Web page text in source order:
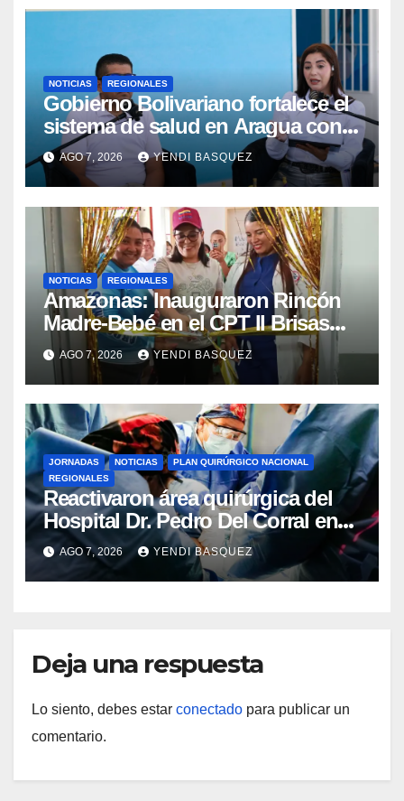
NOTICIAS REGIONALES
Gobierno Bolivariano fortalece el
sistema de salud en Aragua con
la reinauguración del CDI La Mora
AGO 7, 2026 YENDI BASQUEZ
NOTICIAS REGIONALES
​Amazonas: Inauguraron Rincón
Madre-Bebé en el CPT II Brisas
del Aeropuerto ​Inauguraron
Rincón
AGO 7, 2026 YENDI BASQUEZ
JORNADAS NOTICIAS
PLAN QUIRÚRGICO NACIONAL
REGIONALES
Reactivaron área quirúrgica del
Hospital Dr. Pedro Del Corral en
Guárico
AGO 7, 2026 YENDI BASQUEZ
Deja una respuesta
Lo siento, debes estar conectado para publicar un
comentario.